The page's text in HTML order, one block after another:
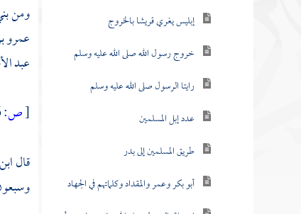
إبليس يغري قريشا بالخروج
خروج رسول الله صلى الله عليه وسلم
رايتا الرسول صلى الله عليه وسلم
عدد إبل المسلمين
طريق المسلمين إلى بدر
أبو بكر وعمر والمقداد وكلماتهم في الجهاد
ومن
عمرو
عبد
[ص:
قال